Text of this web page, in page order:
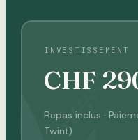
INVESTISSEMENT
CHF
Repas inclus ·
Twint)